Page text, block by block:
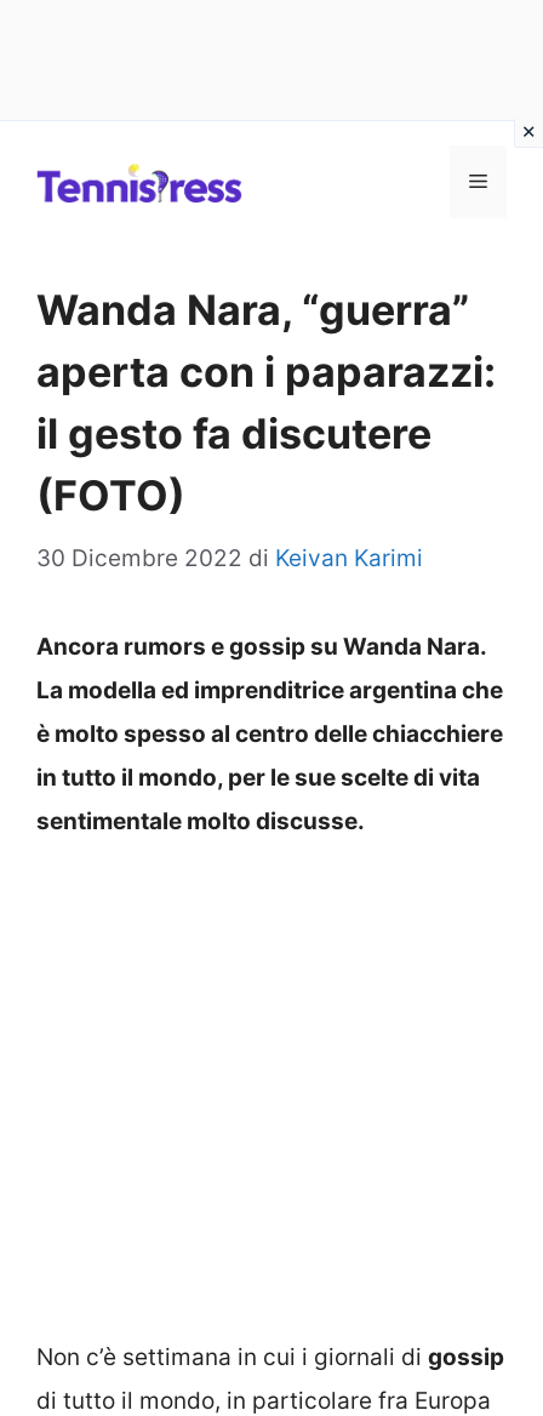
MENU
Wanda Nara, “guerra”
aperta con i paparazzi:
il gesto fa discutere
(FOTO)
30 Dicembre 2022 di Keivan Karimi
Ancora rumors e gossip su Wanda Nara.
La modella ed imprenditrice argentina che
è molto spesso al centro delle chiacchiere
in tutto il mondo, per le sue scelte di vita
sentimentale molto discusse.
Non c’è settimana in cui i giornali di gossip
di tutto il mondo, in particolare fra Europa